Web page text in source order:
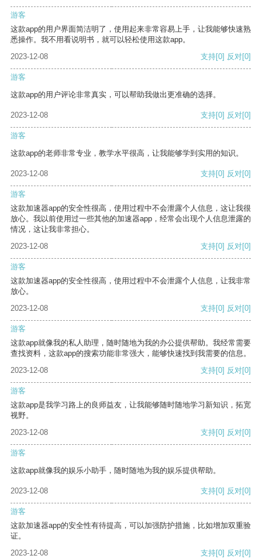
游客
这款app的用户界面简洁明了，使用起来非常容易上手，让我能够快速熟
悉操作。我不用看说明书，就可以轻松使用这款app。
2023-12-08
支持[0] 反对[0]
游客
这款app的用户评论非常真实，可以帮助我做出更准确的选择。
2023-12-08 支持[0] 反对[0]
游客
这款app的老师非常专业，教学水平很高，让我能够学到实用的知识。
2023-12-08 支持[0] 反对[0]
游客
这款加速器app的安全性很高，使用过程中不会泄露个人信息，这让我很
放心。我以前使用过一些其他的加速器app，经常会出现个人信息泄露的
情况，这让我非常担心。
2023-12-08
支持[0] 反对[0]
游客
这款加速器app的安全性很高，使用过程中不会泄露个人信息，让我非常
放心。
2023-12-08
支持[0] 反对[0]
游客
这款app就像我的私人助理，随时随地为我的办公提供帮助。我经常需要
查找资料，这款app的搜索功能非常强大，能够快速找到我需要的信息。
2023-12-08
支持[0] 反对[0]
游客
这款app是我学习路上的良师益友，让我能够随时随地学习新知识，拓宽
视野。
2023-12-08
支持[0] 反对[0]
游客
这款app就像我的娱乐小助手，随时随地为我的娱乐提供帮助。
2023-12-08 支持[0] 反对[0]
游客
这款加速器app的安全性有待提高，可以加强防护措施，比如增加双重验
证。
2023-12-08
支持[0] 反对[0]